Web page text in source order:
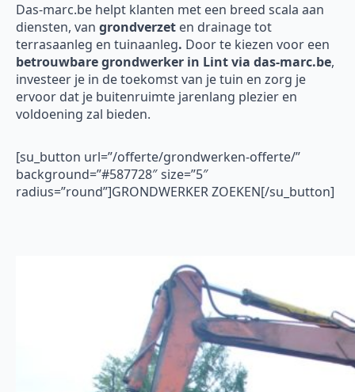
Das-marc.be helpt klanten met een breed scala aan
diensten, van grondverzet en drainage tot
terrasaanleg en tuinaanleg. Door te kiezen voor een
betrouwbare grondwerker in Lint via das-marc.be,
investeer je in de toekomst van je tuin en zorg je
ervoor dat je buitenruimte jarenlang plezier en
voldoening zal bieden.
[su_button url=”/offerte/grondwerken-offerte/”
background=”#587728″ size=”5″
radius=”round”]GRONDWERKER ZOEKEN[/su_button]